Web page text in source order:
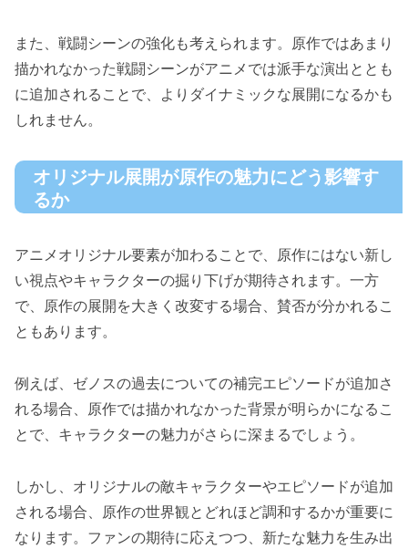
また、戦闘シーンの強化も考えられます。原作ではあまり
描かれなかった戦闘シーンがアニメでは派手な演出ととも
に追加されることで、よりダイナミックな展開になるかも
しれません。
オリジナル展開が原作の魅力にどう影響す
るか
アニメオリジナル要素が加わることで、原作にはない新し
い視点やキャラクターの掘り下げが期待されます。一方
で、原作の展開を大きく改変する場合、賛否が分かれるこ
ともあります。
例えば、ゼノスの過去についての補完エピソードが追加さ
れる場合、原作では描かれなかった背景が明らかになるこ
とで、キャラクターの魅力がさらに深まるでしょう。
しかし、オリジナルの敵キャラクターやエピソードが追加
される場合、原作の世界観とどれほど調和するかが重要に
なります。ファンの期待に応えつつ、新たな魅力を生み出